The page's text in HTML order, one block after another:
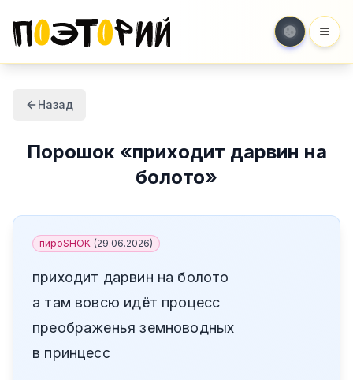
Назад
Порошок«приходит дарвин на
болото»
пироSHOK (29.06.2026)
приходит дарвин на болото
а там вовсю идёт процесс
преображенья земноводных
в принцесс